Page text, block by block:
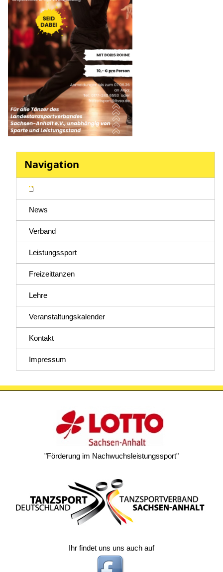
Navigation
News
Verband
Leistungssport
Freizeittanzen
Lehre
Veranstaltungskalender
Kontakt
Impressum
"Förderung im Nachwuchsleistungssport"
Ihr findet uns uns auch auf